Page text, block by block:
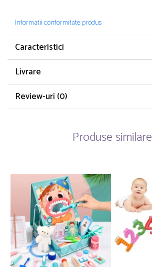
Informatii conformitate produs
Caracteristici
Livrare
Review-uri (0)
Produse similare